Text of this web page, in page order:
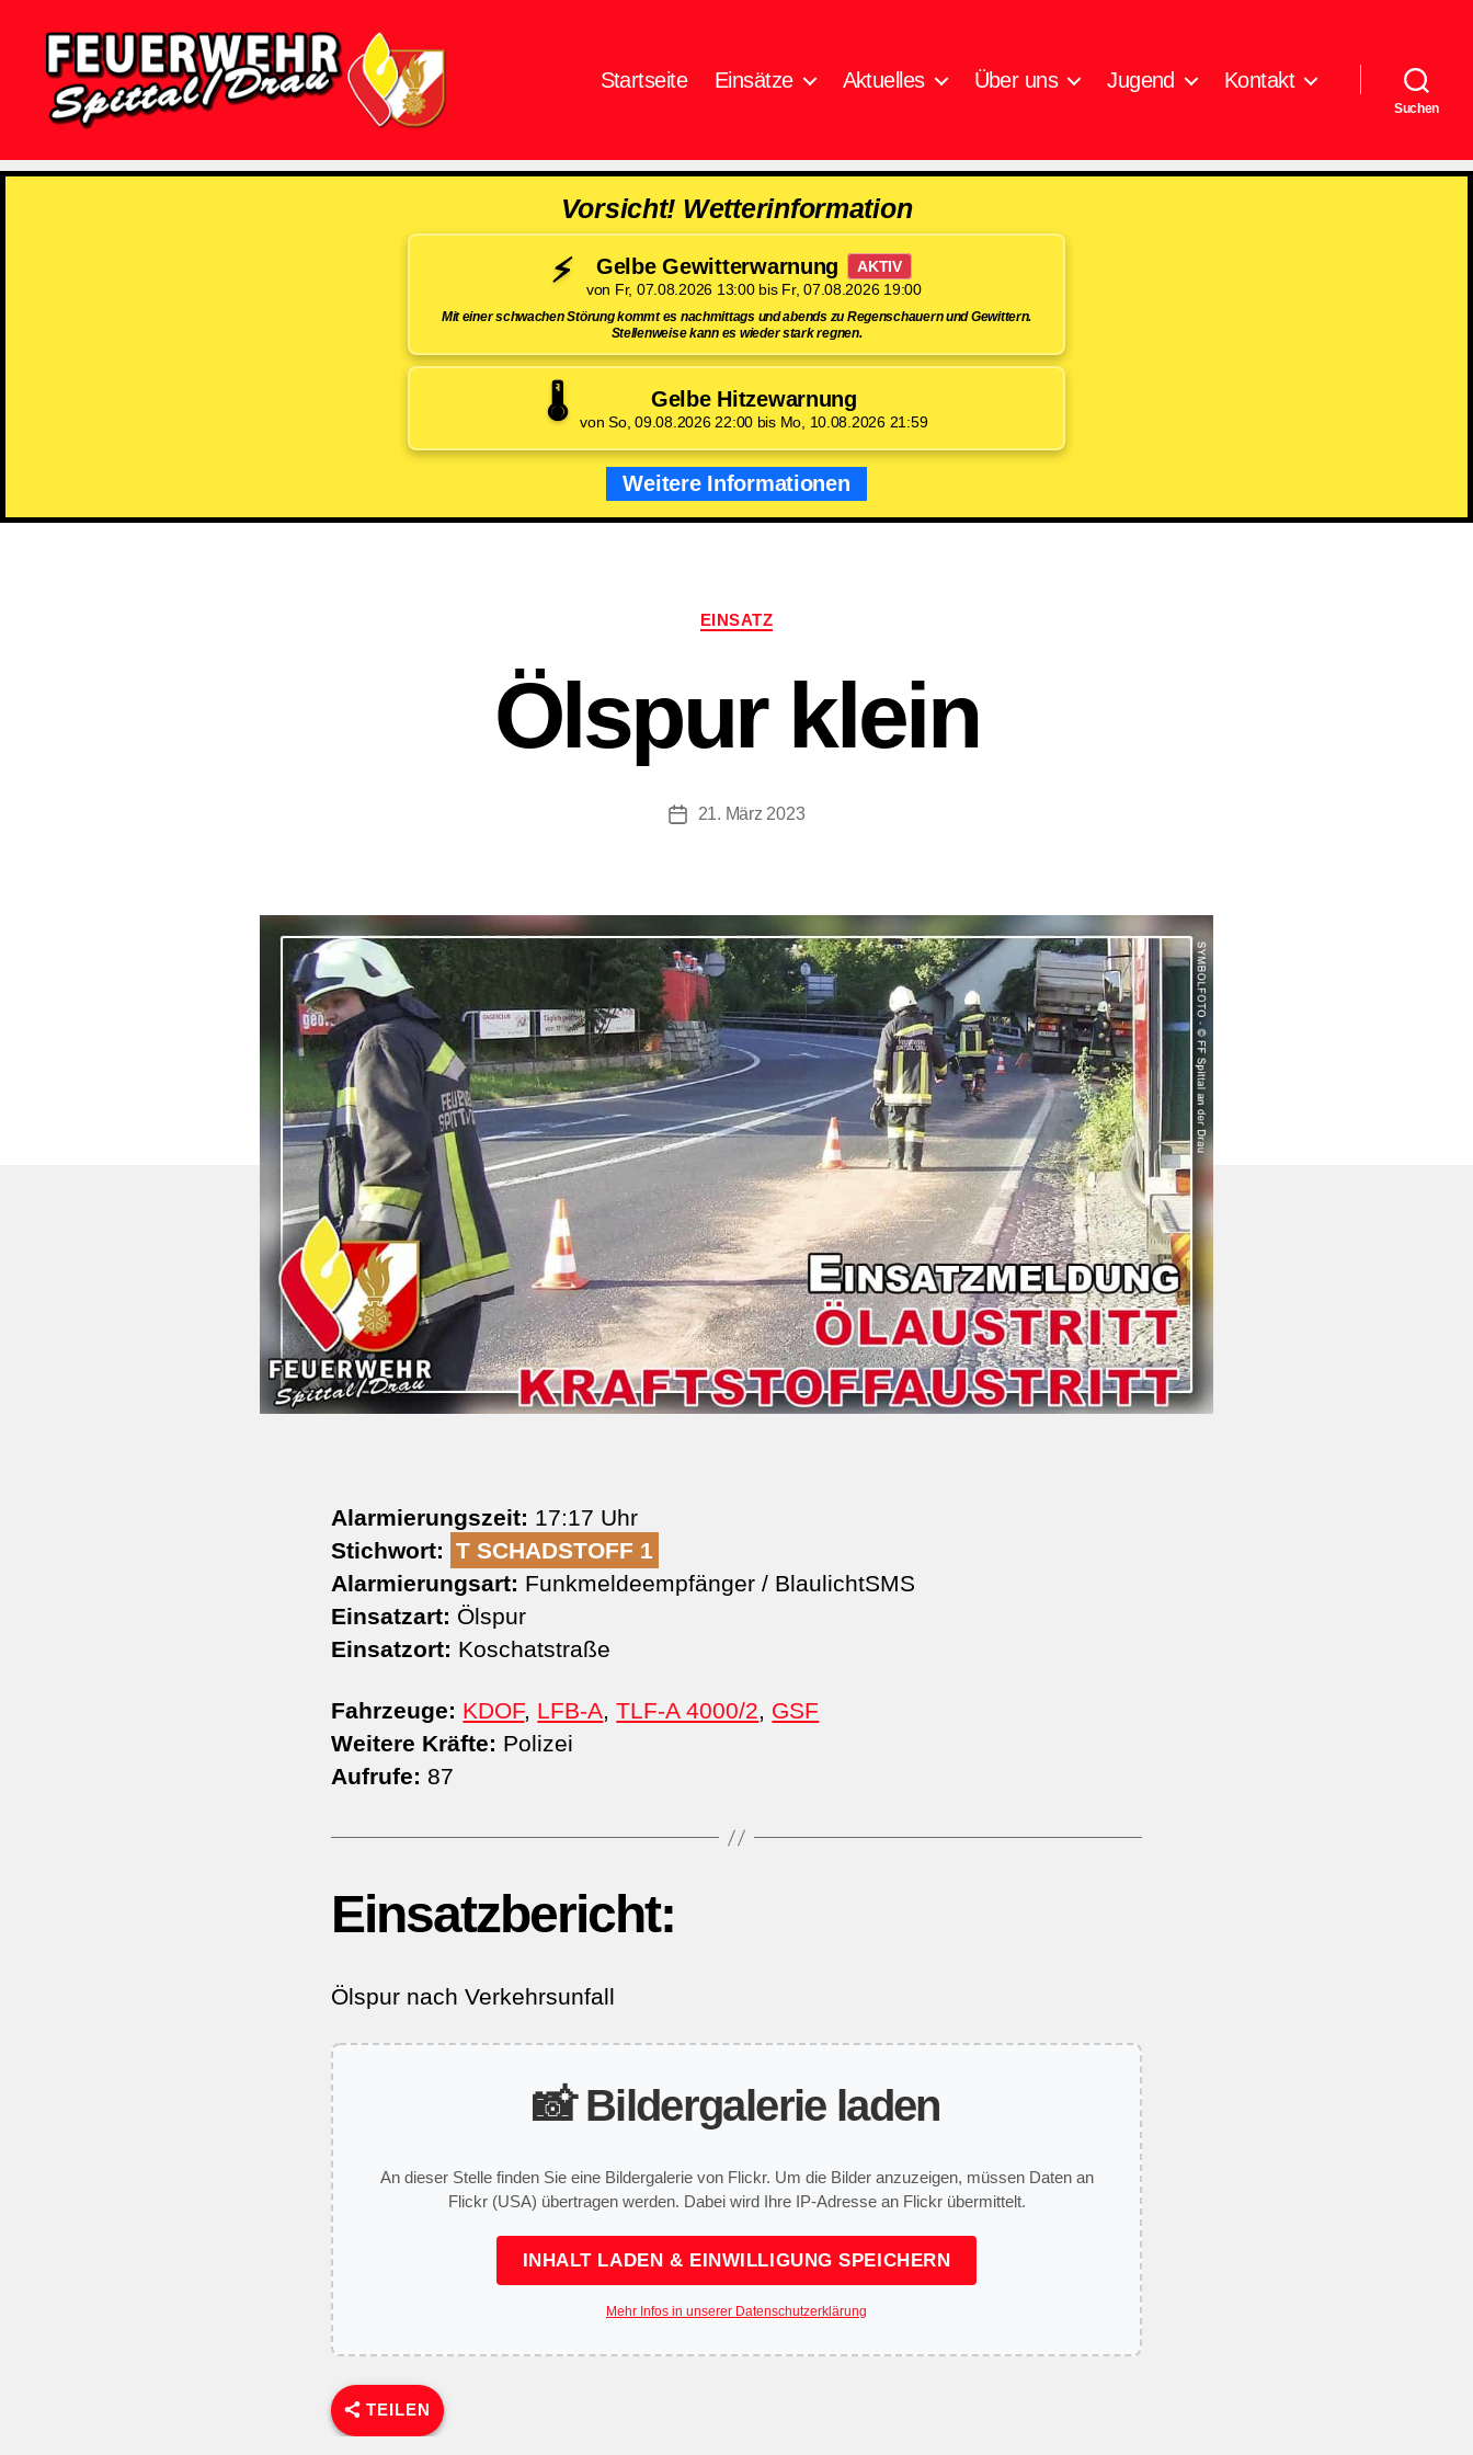
Spittal/Drau
Startseite Einsätze Aktuelles Über uns Jugend Kontakt
Suchen
Vorsicht! Wetterinformation
⚡ Gelbe Gewitterwarnung
AKTIV
von Fr, 07.08.2026 13:00 bis Fr, 07.08.2026 19:00
Mit einer schwachen Störung kommt es nachmittags und abends zu Regenschauern und Gewittern.
Stellenweise kann es wieder stark regnen.
🌡️ Gelbe Hitzewarnung
von So, 09.08.2026 22:00 bis Mo, 10.08.2026 21:59
Weitere Informationen
Kategorien
EINSATZ
Ölspur klein
Beitragsdatum
21. März 2023
Alarmierungszeit: 17:17 Uhr
Stichwort: T SCHADSTOFF 1
Alarmierungsart: Funkmeldeempfänger / BlaulichtSMS
Einsatzart: Ölspur
Einsatzort: Koschatstraße
Fahrzeuge: KDOF, LFB-A,TLF-A 4000/2, GSF
Weitere Kräfte: Polizei
Aufrufe: 87
Einsatzbericht:
Ölspur nach Verkehrsunfall
📸 Bildergalerie laden
An dieser Stelle finden Sie eine Bildergalerie von Flickr. Um die Bilder anzuzeigen, müssen Daten an
Flickr (USA) übertragen werden. Dabei wird Ihre IP-Adresse an Flickr übermittelt.
INHALT LADEN & EINWILLIGUNG SPEICHERN
Mehr Infos in unserer Datenschutzerklärung
TEILEN